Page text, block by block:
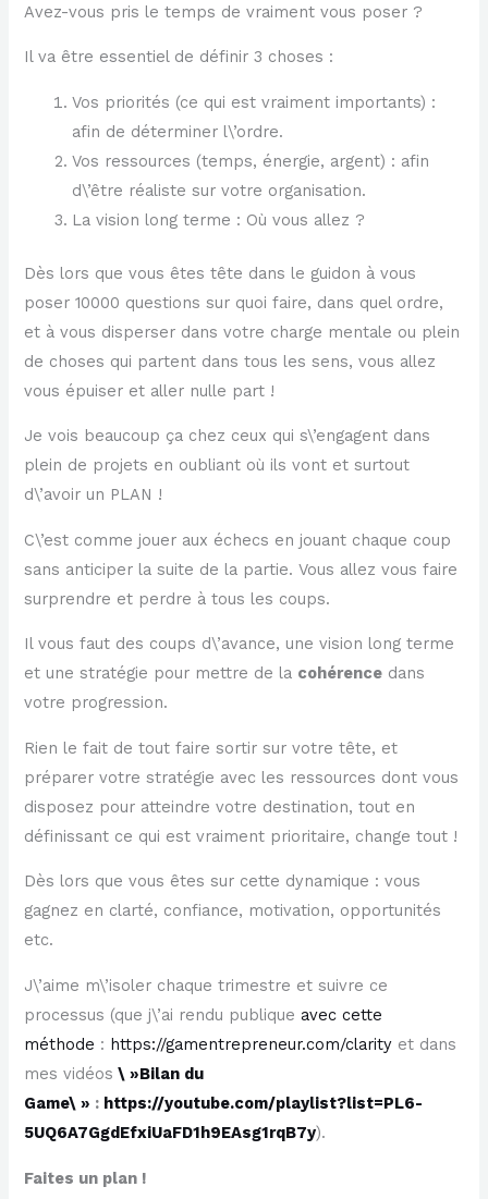
Avez-vous pris le temps de vraiment vous poser ?
Il va être essentiel de définir 3 choses :
Vos priorités (ce qui est vraiment importants) :
afin de déterminer l\’ordre.
Vos ressources (temps, énergie, argent) : afin
d\’être réaliste sur votre organisation.
La vision long terme : Où vous allez ?
Dès lors que vous êtes tête dans le guidon à vous
poser 10000 questions sur quoi faire, dans quel ordre,
et à vous disperser dans votre charge mentale ou plein
de choses qui partent dans tous les sens, vous allez
vous épuiser et aller nulle part !
Je vois beaucoup ça chez ceux qui s\’engagent dans
plein de projets en oubliant où ils vont et surtout
d\’avoir un PLAN !
C\’est comme jouer aux échecs en jouant chaque coup
sans anticiper la suite de la partie. Vous allez vous faire
surprendre et perdre à tous les coups.
Il vous faut des coups d\’avance, une vision long terme
et une stratégie pour mettre de la cohérence dans
votre progression.
Rien le fait de tout faire sortir sur votre tête, et
préparer votre stratégie avec les ressources dont vous
disposez pour atteindre votre destination, tout en
définissant ce qui est vraiment prioritaire, change tout !
Dès lors que vous êtes sur cette dynamique : vous
gagnez en clarté, confiance, motivation, opportunités
etc.
J\’aime m\’isoler chaque trimestre et suivre ce
processus (que j\’ai rendu publique avec cette
méthode : https://gamentrepreneur.com/clarity et dans
mes vidéos \ »Bilan du
Game\ » : https://youtube.com/playlist?list=PL6-
5UQ6A7GgdEfxiUaFD1h9EAsg1rqB7y).
Faites un plan !